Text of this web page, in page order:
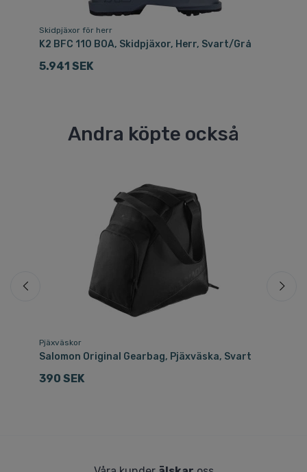
Skidpjäxor för herr
K2 BFC 110 BOA, Skidpjäxor, Herr, Svart/Grå
5.941 SEK
Andra köpte också
Pjäxväskor
Salomon Original Gearbag, Pjäxväska, Svart
390 SEK